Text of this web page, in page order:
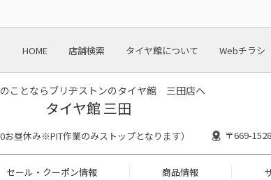
HOME 店舗検索 タイヤ館について Webチラシ
ことならブリヂストンのタイヤ館 三田店へ
タイヤ館 三田
昼休み※PIT作業のみストップとなります） 〒669-
セール・クーポン情報 商品情報